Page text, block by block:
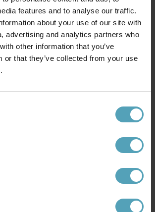
features and to analyse our traffic.
about your use of our site with
advertising and analytics partners who
other information that you’ve
or that they’ve collected from your use
Pandella 60cm